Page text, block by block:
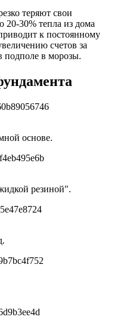
теряют свои
20-30% тепла из дома
к постоянному
счетов за
подполе в морозы.
основе.
резиной".